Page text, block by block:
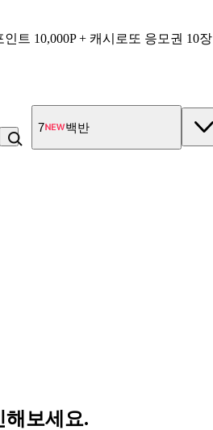
인트 10,000P + 캐시로또 응모권 10장
7 백반
해보세요.